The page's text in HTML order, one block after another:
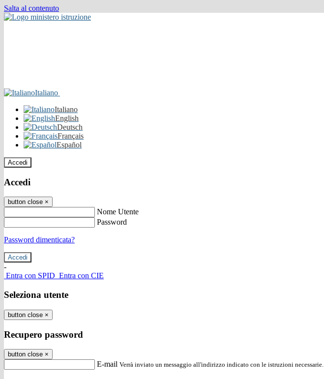
Salta al contenuto
Italiano
Italiano
English
Deutsch
Français
Español
Accedi
Accedi
button close ×
Nome Utente
Password
Password dimenticata?
-
Entra con SPID Entra con CIE
Seleziona utente
button close ×
Recupero password
button close ×
E-mail Verrà inviato un messaggio all'indirizzo indicato con le istruzioni necessarie.